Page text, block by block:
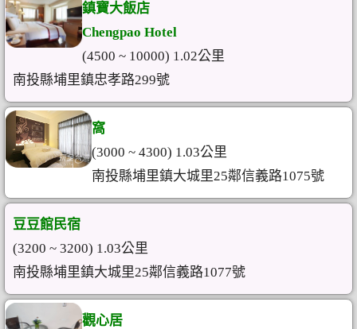
鎮寶大飯店
Chengpao Hotel
(4500 ~ 10000) 1.02公里
南投縣埔里鎮忠孝路299號
窩
(3000 ~ 4300) 1.03公里
南投縣埔里鎮大城里25鄰信義路1075號
豆豆館民宿
(3200 ~ 3200) 1.03公里
南投縣埔里鎮大城里25鄰信義路1077號
觀心居